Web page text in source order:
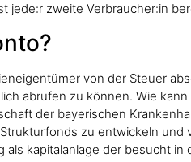
jede:r zweite Verbraucher:in
von der Steuer
abrufen zu können. Wie
der bayerischen
zu entwickeln
kapitalanlage der besucht